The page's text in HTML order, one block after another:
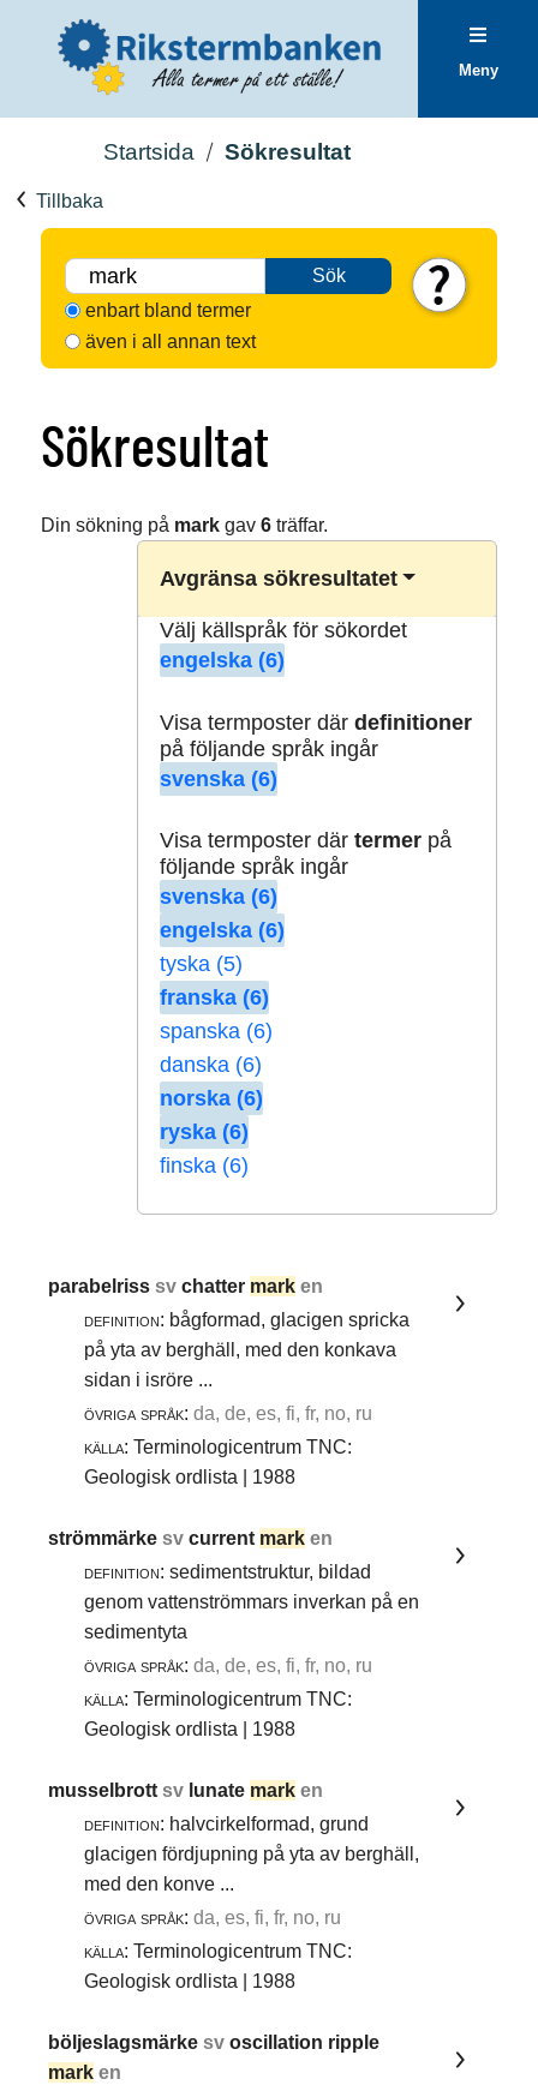
Meny
Startsida Sökresultat
Tillbaka
Sök
enbart bland termer
även i all annan text
Sökresultat
Din sökning på markgav 6träffar.
Avgränsa sökresultatet
Välj källspråk för sökordet
engelska (6)
Visa termposter där definitioner
på följande språk ingår
svenska (6)
Visa termposter där termerpå
följande språk ingår
svenska (6)
engelska (6)
tyska (5)
franska (6)
spanska (6)
danska (6)
norska (6)
ryska (6)
finska (6)
parabelrisssvchatter mark en
definition: bågformad, glacigen spricka
på yta av berghäll, med den konkava
sidan i isröre ...
övriga språk: da, de, es, fi, fr, no, ru
källa: Terminologicentrum TNC:
Geologisk ordlista | 1988
strömmärkesvcurrent mark en
definition: sedimentstruktur, bildad
genom vattenströmmars inverkan på en
sedimentyta
övriga språk: da, de, es, fi, fr, no, ru
källa: Terminologicentrum TNC:
Geologisk ordlista | 1988
musselbrottsv lunate mark en
definition: halvcirkelformad, grund
glacigen fördjupning på yta av berghäll,
med den konve ...
övriga språk: da, es, fi, fr, no, ru
källa: Terminologicentrum TNC:
Geologisk ordlista | 1988
böljeslagsmärkesvoscillation ripple
mark en